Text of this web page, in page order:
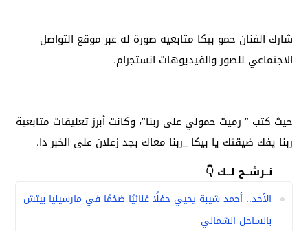
شارك الفنان حمو بيكا متابعيه صورة له عبر موقع التواصل
الاجتماعي للصور والفيديوهات انستجرام.
حيث كتب ” رميت حمولي على ربنا”، وكانت أبرز تعليقات متابعية
ربنا يفك ضيقتك يا بيكا _ربنا معاك بجد زعلان على الخبر دا.
نــرشــح لــك 👇
الأحد.. أحمد شيبة يحيي حفلًا غنائيًا ضخمًا في مارسيليا بيتش
بالساحل الشمالي